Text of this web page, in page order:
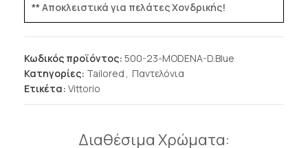
** Αποκλειστικά για πελάτες Χονδρικής!
Κωδικός προϊόντος: 500-23-MODENA-D.Blue
Κατηγορίες: Tailored , Παντελόνια
Ετικέτα: Vittorio
Διαθέσιμα Χρώματα: